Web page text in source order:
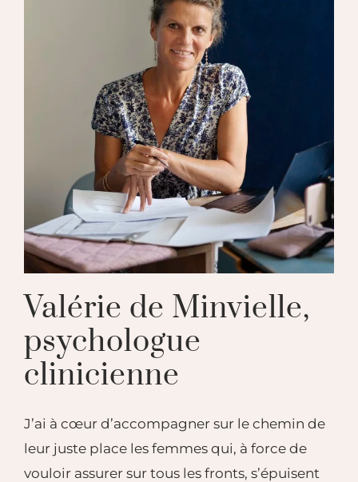
Valérie de Minvielle,
psychologue
clinicienne
J’ai à cœur d’accompagner sur le chemin de
leur juste place les femmes qui, à force de
vouloir assurer sur tous les fronts, s’épuisent